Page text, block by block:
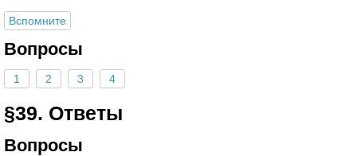
Вспомните
Вопросы
1 2 3 4
§39. Ответы
Вопросы